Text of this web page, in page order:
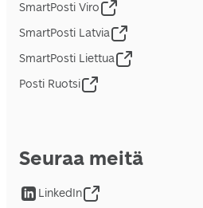
SmartPosti Viro
SmartPosti Latvia
SmartPosti Liettua
Posti Ruotsi
Seuraa meitä
LinkedIn